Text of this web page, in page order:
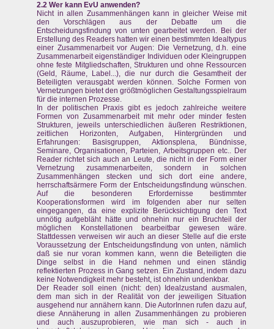
2.2 Wer kann EvU anwenden?
Nicht in allen Zusammenhängen kann in gleicher Weise mit
den Vorschlägen aus der Debatte um die
Entscheidungsfindung von unten gearbeitet werden. Bei der
Erstellung des Readers hatten wir einen bestimmten Idealtypus
einer Zusammenarbeit vor Augen: Die Vernetzung, d.h. eine
Zusammenarbeit eigenständiger Individuen oder Kleingruppen
ohne feste Mitgliedschaften, Strukturen und ohne Ressourcen
(Geld, Räume, Label...), die nur durch die Gesamtheit der
Beteiligten verausgabt werden können. Solche Formen von
Vernetzungen bietet den größtmöglichen Gestaltungsspielraum
für die internen Prozesse.
In der politischen Praxis gibt es jedoch zahlreiche weitere
Formen von Zusammenarbeit mit mehr oder minder festen
Strukturen, jeweils unterschiedlichen äußeren Restriktionen,
zeitlichen Horizonten, Aufgaben, Hintergründen und
Erfahrungen: Basisgruppen, Aktionsplena, Bündnisse,
Seminare, Organisationen, Parteien, Arbeitsgruppen etc.. Der
Reader richtet sich auch an Leute, die nicht in der Form einer
Vernetzung zusammenarbeiten, sondern in solchen
Zusammenhängen stecken und sich dort eine andere,
herrschaftsärmere Form der Entscheidungsfindung wünschen.
Auf die besonderen Erfordernisse bestimmter
Kooperationsformen wird im folgenden aber nur selten
eingegangen, da eine explizite Berücksichtigung den Text
unnötig aufgebläht hätte und ohnehin nur ein Bruchteil der
möglichen Konstellationen bearbeitbar gewesen wäre.
Stattdessen verweisen wir auch an dieser Stelle auf die erste
Voraussetzung der Entscheidungsfindung von unten, nämlich
daß sie nur voran kommen kann, wenn die Beteiligten die
Dinge selbst in die Hand nehmen und einen ständig
reflektierten Prozess in Gang setzen. Ein Zustand, indem dazu
keine Notwendigkeit mehr besteht, ist ohnehin undenkbar.
Der Reader soll einen (nicht: den) Idealzustand ausmalen,
dem man sich in der Realität von der jeweiligen Situation
ausgehend nur annähern kann. Die AutorInnen rufen dazu auf,
diese Annäherung in allen Zusammenhängen zu probieren
und auch auszuprobieren, wie man sich - auch in